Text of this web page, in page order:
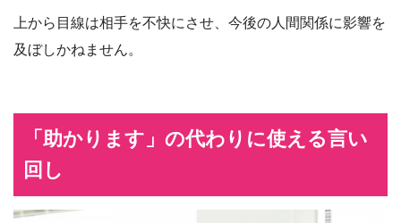
上から目線は相手を不快にさせ、今後の人間関係に影響を
及ぼしかねません。
「助かります」の代わりに使える言い
回し